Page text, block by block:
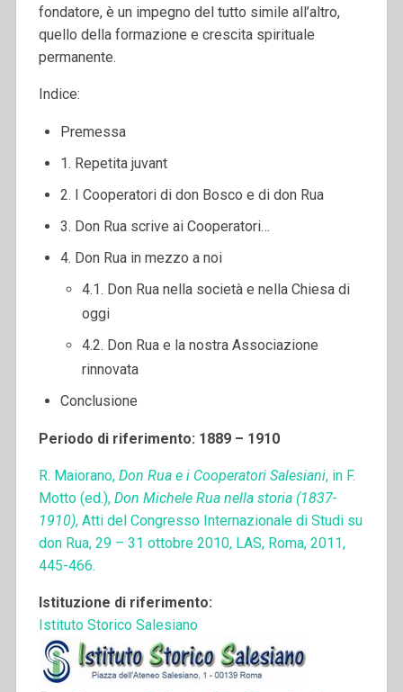
fondatore, è un impegno del tutto simile all’altro,
quello della formazione e crescita spirituale
permanente.
Indice:
Premessa
1. Repetita juvant
2. I Cooperatori di don Bosco e di don Rua
3. Don Rua scrive ai Cooperatori…
4. Don Rua in mezzo a noi
4.1. Don Rua nella società e nella Chiesa di
oggi
4.2. Don Rua e la nostra Associazione
rinnovata
Conclusione
Periodo di riferimento: 1889 – 1910
R. Maiorano, Don Rua e i Cooperatori Salesiani, in F.
Motto (ed.), Don Michele Rua nella storia (1837-
1910), Atti del Congresso Internazionale di Studi su
don Rua, 29 – 31 ottobre 2010, LAS, Roma, 2011,
445-466.
Istituzione di riferimento:
Istituto Storico Salesiano